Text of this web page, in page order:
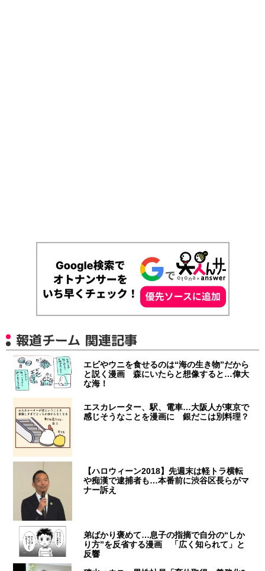
報道チーム 関連記事
エビやウニを食せるのは“海の生き物”だから
と説く漫画 森にいたらと想像すると…偉大
な海！
エスカレーター、駅、電車…大阪人が東京で
感じそうなことを漫画に 銀だこは別料理？
【ハロウィーン2018】先週末は軽トラ横転
や痴漢で逮捕者も…本番前に渋谷区長らがマ
ナー訴え
弟ばかり褒めて…息子の指摘で自分の“しか
り方”を反省する漫画 「広く知られて」と
反響